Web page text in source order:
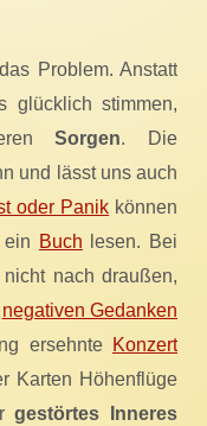
Problem. Anstatt
glücklich stimmen,
Sorgen. Die
und lässt uns auch
oder Panik können
Buch lesen. Bei
nach draußen,
negativen Gedanken
ersehnte Konzert
Karten Höhenflüge
gestörtes Inneres